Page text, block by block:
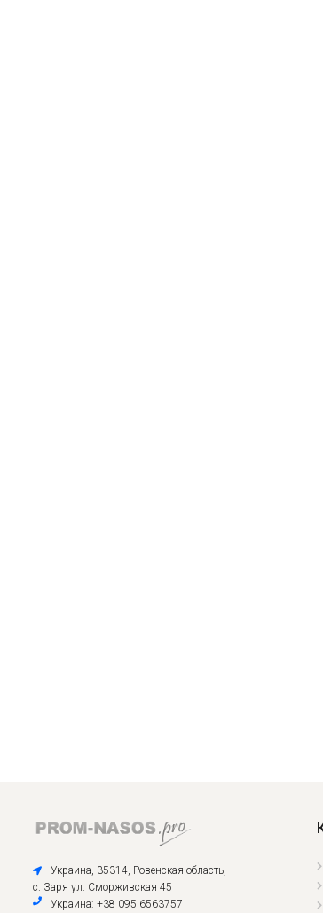
Украина, 35314, Ровенская область,
с. Заря ул. Сморживская 45
Украина: +38 095 6563757